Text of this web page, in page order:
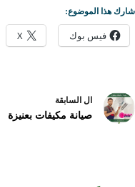
شارك هذا الموضوع:
فيس بوك X
ال السابقة
صيانة مكيفات بعنيزة